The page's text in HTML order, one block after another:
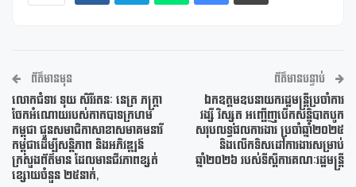
ព័ត៌មានមុន
លោកជំទាវ ទុយ សិរីរតនៈ នេត្រ ភក្រ្តា
ចែកអំណោយរបស់កាកបាទក្រហម
កម្ពុជា ជូនសមាជិកាសាខាសមាគមនារី
កម្ពុជាដើម្បីសន្តិភាព និងអភិវឌ្ឍន៍
ក្រសួងព័ត៌មាន ដែលមានជីវភាពខ្សត់
ខ្សោយចំនួន ២៥នាក់,
ព័ត៌មានបន្ទាប់
ឯកឧត្តមឧបនាយករដ្ឋមន្រ្តីប្រចាំការ
វង្សី វិស្សុត អញ្ជើញបើកសន្និបាតបូក
សរុបលទ្ធផលការងារ ប្រចាំឆ្នាំ២០២៥
និងលើកទិសដៅការងារសម្រាប់
ឆ្នាំ២០២៦ របស់ទីស្តីការគណៈរដ្ឋមន្ត្រី